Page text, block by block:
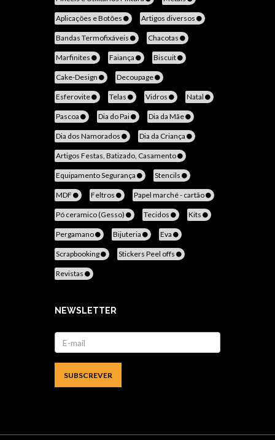
Aplicações e Botões Artigos diversos
Bandas Termofixáveis Chacotas
Marfinites Faiança Biscuit
Cake-Design Decoupage
Esferovite Telas Vidros Natal
Pascoa Dia do Pai Dia da Mãe
Dia dos Namorados Dia da Criança
Artigos Festas, Batizado, Casamento
Equipamento Segurança Stencils
MDF Feltros Papel marché - cartão
Pó ceramico (Gesso) Tecidos Kits
Pergamano Bijuteria Eva
Scrapbooking Stickers Peel offs
Revistas
NEWSLETTER